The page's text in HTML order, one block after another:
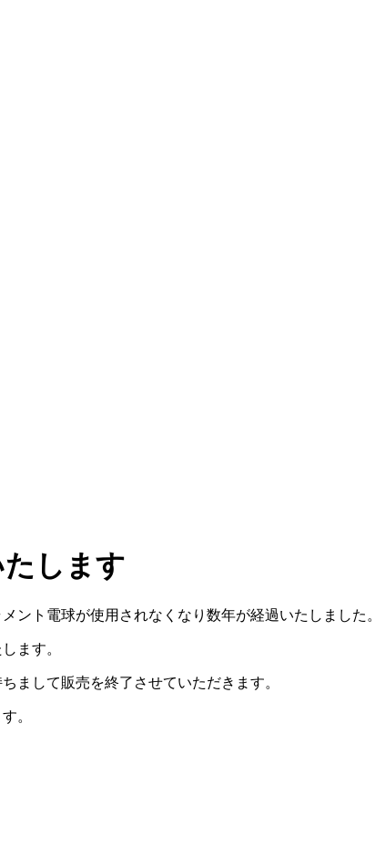
します
ント電球が使用されなくなり数年が経過いたしました。
ます。
まして販売を終了させていただきます。
。